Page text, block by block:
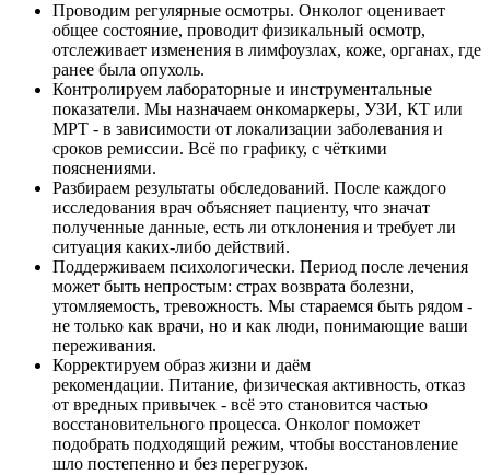
Проводим регулярные осмотры. Онколог оценивает
общее состояние, проводит физикальный осмотр,
отслеживает изменения в лимфоузлах, коже, органах, где
ранее была опухоль.
Контролируем лабораторные и инструментальные
показатели. Мы назначаем онкомаркеры, УЗИ, КТ или
МРТ - в зависимости от локализации заболевания и
сроков ремиссии. Всё по графику, с чёткими
пояснениями.
Разбираем результаты обследований. После каждого
исследования врач объясняет пациенту, что значат
полученные данные, есть ли отклонения и требует ли
ситуация каких-либо действий.
Поддерживаем психологически. Период после лечения
может быть непростым: страх возврата болезни,
утомляемость, тревожность. Мы стараемся быть рядом -
не только как врачи, но и как люди, понимающие ваши
переживания.
Корректируем образ жизни и даём
рекомендации. Питание, физическая активность, отказ
от вредных привычек - всё это становится частью
восстановительного процесса. Онколог поможет
подобрать подходящий режим, чтобы восстановление
шло постепенно и без перегрузок.